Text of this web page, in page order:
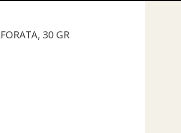
30 GR